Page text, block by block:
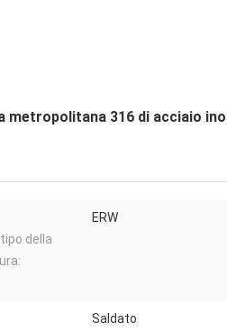
metropolitana 316 di acciaio
della
ERW
Saldato